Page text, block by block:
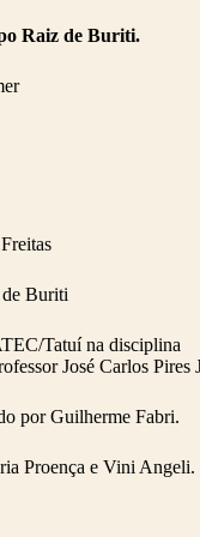
Raiz de Buriti.
Buriti
Tatuí na disciplina
José Carlos Pires
por Guilherme Fabri.
Proença e Vini Angeli.